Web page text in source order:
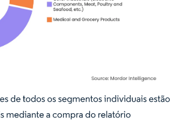
O reuso requer atribuição conforme CC BY 4.0.